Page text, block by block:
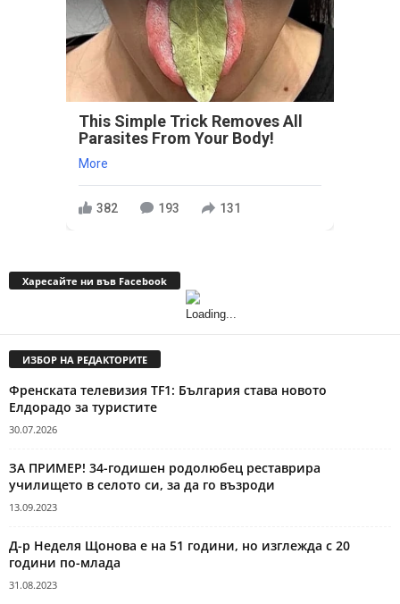
This Simple Trick Removes All
Parasites From Your Body!
More
382 193 131
Харесайте ни във Facebook
ИЗБОР НА РЕДАКТОРИТЕ
Френската телевизия TF1: България става новото
Елдорадо за туристите
30.07.2026
ЗА ПРИМЕР! 34-годишен родолюбец реставрира
училището в селото си, за да го възроди
13.09.2023
Д-р Неделя Щонова е на 51 години, но изглежда с 20
години по-млада
31.08.2023